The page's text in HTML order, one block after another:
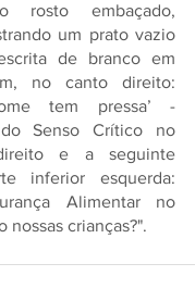
rosto embaçado,
um prato vazio
de branco em
no canto direito:
tem pressa’ -
Senso Crítico no
e a seguinte
inferior esquerda:
Alimentar no
nossas crianças?".